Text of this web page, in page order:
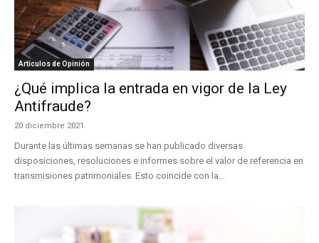
Artículos de Opinión
¿Qué implica la entrada en vigor de la Ley
Antifraude?
20 diciembre 2021
Durante las últimas semanas se han publicado diversas
disposiciones, resoluciones e informes sobre el valor de referencia en
transmisiones patrimoniales. Esto coincide con la...